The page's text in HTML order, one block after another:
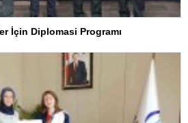
İçin Diplomasi Programı